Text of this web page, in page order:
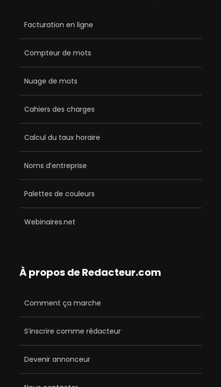
Facturation en ligne
Compteur de mots
Nuage de mots
Cahiers des charges
Calcul du taux horaire
Noms d’entreprise
Palettes de couleurs
Webinaires.net
À propos de Redacteur.com
Comment ça marche
S’inscrire comme rédacteur
Devenir annonceur